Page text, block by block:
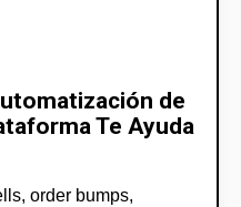
de
Te Ayuda
order bumps,